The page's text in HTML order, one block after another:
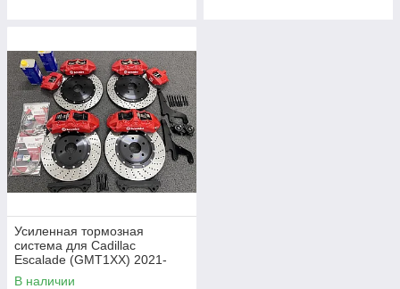
Усиленная тормозная
система для Cadillac
Escalade (GMT1XX) 2021-
2024+
В наличии